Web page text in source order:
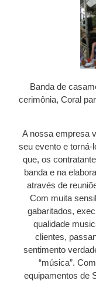
Banda de
cerimônia, Coral
A nossa empresa
seu evento e
que, os
banda e na
através de
Com muita
gabaritados,
qualidade
clientes,
sentimento
“música”.
equipamentos de